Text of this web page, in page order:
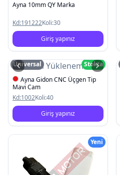
Ayna 10mm QY Marka
Kd:191222Koli:30
Giriş yapınız
Resim Yüklenemedi
Üniversal
Stokta
Ayna Gidon CNC Üçgen Tip
Mavi Cam
Kd:1002Koli:40
Giriş yapınız
Yeni